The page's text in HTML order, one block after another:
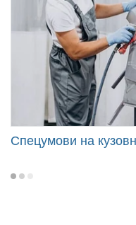
Спецумови на
2022-